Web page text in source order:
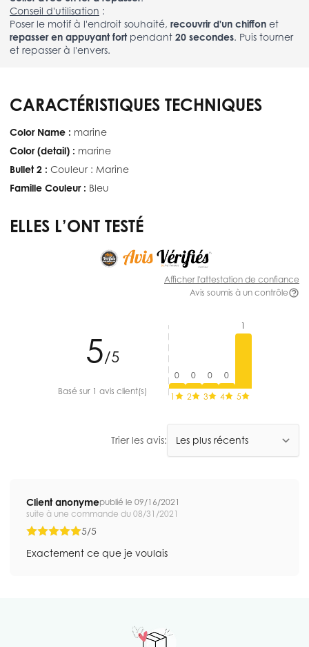
Conseil d'utilisation :
Poser le motif à l'endroit souhaité, recouvrir d'un chiffon et
repasser en appuyant fortpendant 20 secondes. Puis tourner
et repasser à l'envers.
CARACTÉRISTIQUES TECHNIQUES
Color Name : marine
Color (detail) : marine
Bullet 2 : Couleur : Marine
Famille Couleur : Bleu
ELLES L’ONT TESTÉ
Afficher l'attestation de confiance
Avis soumis à un contrôle
5/5
Basé sur 1 avis client(s)
0
1
0
2
0
3
0
4
1
5
Trier les avis:
Client anonymepublié le 09/16/2021
suite à une commande du 08/31/2021
5/5
Exactement ce que je voulais